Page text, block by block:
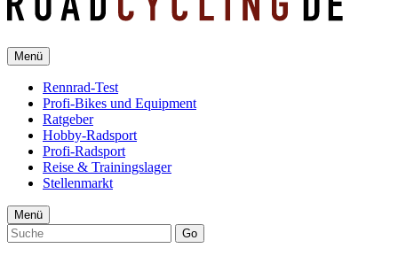
Menü
Rennrad-Test
Profi-Bikes und Equipment
Ratgeber
Hobby-Radsport
Profi-Radsport
Reise & Trainingslager
Stellenmarkt
Menü
Go